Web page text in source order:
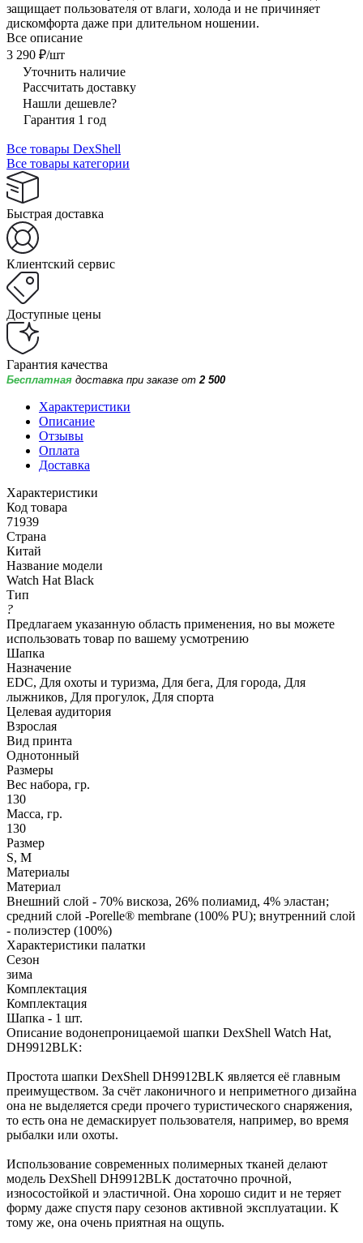
защищает пользователя от влаги, холода и не причиняет
дискомфорта даже при длительном ношении.
Все описание
3 290 ₽/шт
Уточнить наличие
Рассчитать доставку
Нашли дешевле?
Гарантия 1 год
Все товары DexShell
Все товары категории
Быстрая доставка
Клиентский сервис
Доступные цены
Гарантия качества
Бесплатная доставка при заказе от 2 500
Характеристики
Описание
Отзывы
Оплата
Доставка
Характеристики
Код товара
71939
Страна
Китай
Название модели
Watch Hat Black
Тип
?
Предлагаем указанную область применения, но вы можете
использовать товар по вашему усмотрению
Шапка
Назначение
EDC, Для охоты и туризма, Для бега, Для города, Для
лыжников, Для прогулок, Для спорта
Целевая аудитория
Взрослая
Вид принта
Однотонный
Размеры
Вес набора, гр.
130
Масса, гр.
130
Размер
S, M
Материалы
Материал
Внешний слой - 70% вискоза, 26% полиамид, 4% эластан;
средний слой -Porelle® membrane (100% PU); внутренний слой
- полиэстер (100%)
Характеристики палатки
Сезон
зима
Комплектация
Комплектация
Шапка - 1 шт.
Описание водонепроницаемой шапки DexShell Watch Hat,
DH9912BLK:
Простота шапки DexShell DH9912BLK является её главным
преимуществом. За счёт лаконичного и неприметного дизайна
она не выделяется среди прочего туристического снаряжения,
то есть она не демаскирует пользователя, например, во время
рыбалки или охоты.
Использование современных полимерных тканей делают
модель DexShell DH9912BLK достаточно прочной,
износостойкой и эластичной. Она хорошо сидит и не теряет
форму даже спустя пару сезонов активной эксплуатации. К
тому же, она очень приятная на ощупь.